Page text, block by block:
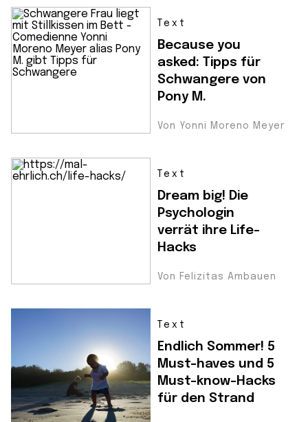
Text
Because you
asked: Tipps für
Schwangere von
Pony M.
Von Yonni Moreno Meyer
Text
Dream big! Die
Psychologin
verrät ihre Life-
Hacks
Von Felizitas Ambauen
Text
Endlich Sommer! 5
Must-haves und 5
Must-know-Hacks
für den Strand